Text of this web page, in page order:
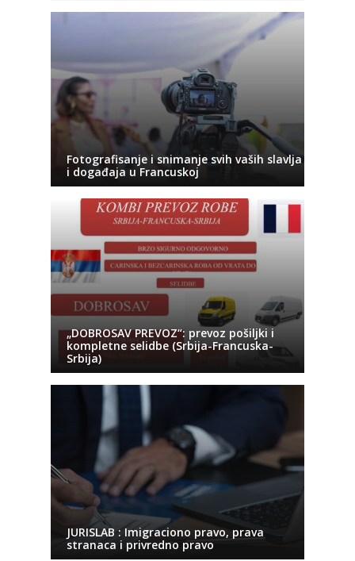
Fotografisanje i snimanje svih vaših slavlja
i događaja u Francuskoj
„DOBROSAV PREVOZ“: prevoz pošiljki i
kompletne selidbe (Srbija-Francuska-
Srbija)
JURISLAB : Imigraciono pravo, prava
stranaca i privredno pravo